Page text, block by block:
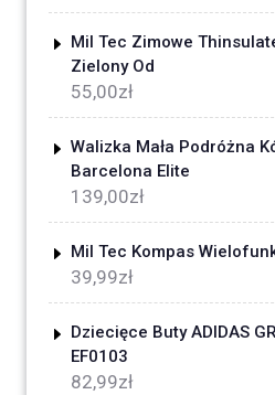
Mil Tec Zimowe
Zielony Od
55,00zł
Walizka Mała Podróżna
Barcelona Elite
139,00zł
Mil Tec Kompas
39,99zł
Dziecięce Buty ADIDAS
EF0103
82,99zł